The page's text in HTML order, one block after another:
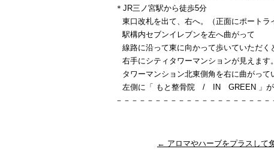
＊JR三ノ宮駅から徒歩5分
東口改札を出て、右へ。（正面にポートラ
駅構内セブンイレブンを左へ曲がって
線路に沿って東に向かって歩いていただく
右手にシティタワーマンションが見えます。
タワーマンション北東側角を右に曲がって
左側に「 もと整骨院 / IN GREEN 」が
－－－－－－－－－－－－－－－－－－－－
← アロマやハーブをプラスして